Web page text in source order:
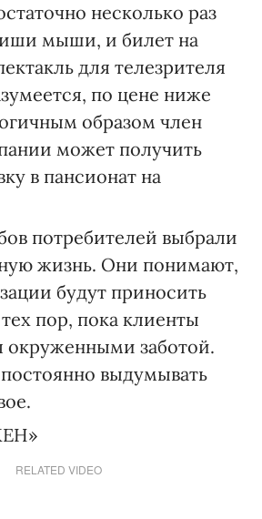
несколько раз
мыши, и билет на
для телезрителя
по цене ниже
образом член
может получить
в пансионат на
потребителей выбрали
жизнь. Они понимают,
будут приносить
пор, пока клиенты
окруженными заботой.
выдумывать
RELATED VIDEO